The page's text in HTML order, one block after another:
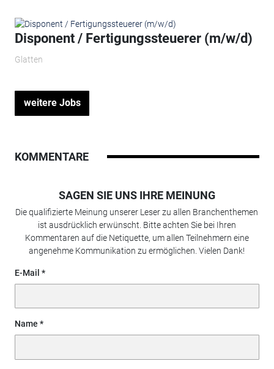
Disponent / Fertigungssteuerer (m/w/d)
Glatten
weitere Jobs
KOMMENTARE
SAGEN SIE UNS IHRE MEINUNG
Die qualifizierte Meinung unserer Leser zu allen Branchenthemen
ist ausdrücklich erwünscht. Bitte achten Sie bei Ihren
Kommentaren auf die Netiquette, um allen Teilnehmern eine
angenehme Kommunikation zu ermöglichen. Vielen Dank!
E-Mail
Name